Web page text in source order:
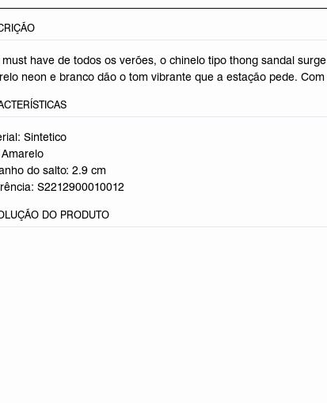
must have de todos os verões, o chinelo tipo thong sandal
neon e branco dão o tom vibrante que a estação pede.
Sintetico
do salto: 2.9 cm
S2212900010012
DO PRODUTO